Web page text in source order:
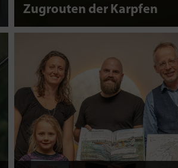
Zugrouten der Karpfen